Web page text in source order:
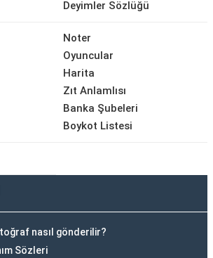
Deyimler Sözlüğü
Noter
Oyuncular
Harita
Zıt Anlamlısı
Banka Şubeleri
Boykot Listesi
nasıl gönderilir?
Sözleri